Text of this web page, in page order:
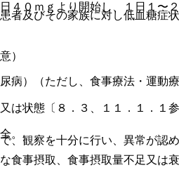
及びその家族に対し低血糖症
）
は状態〔８．３、１１．１．１参
。
食事摂取、食事摂取量不足又は衰
４０ｍｇより開始し、１日１
病）（ただし、食事療法・運動
、観察を十分に行い、異常が認